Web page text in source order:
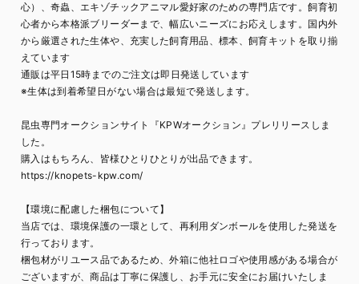
心）、奇蟲、エキゾチックアニマル愛好家のための専門店です。飼育初
心者から本格派ブリーダーまで、幅広いニーズにお応えします。国内外
から厳選された生体や、充実した飼育用品、標本、飼育キットを取り揃
えています
通販は平日15時までのご注文は即日発送しています
※生体は到着希望日がない場合は最短で発送します。
昆虫専門オークションサイト『KPWオークション』プレリリースしま
した。
購入はもちろん、皆様ひとりひとりが出品できます。
https://knopets-kpw.com/
【環境に配慮した梱包について】
当店では、環境保護の一環として、再利用ダンボールを使用した発送を
行っております。
梱包材がリユース品であるため、外箱に他社ロゴや使用感がある場合が
ございますが、商品は丁寧に保護し、お手元に安全にお届けいたしま